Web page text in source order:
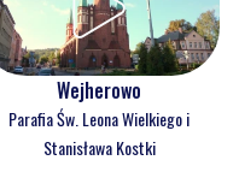
Wejherowo
Parafia Św. Leona Wielkiego i
Stanisława Kostki